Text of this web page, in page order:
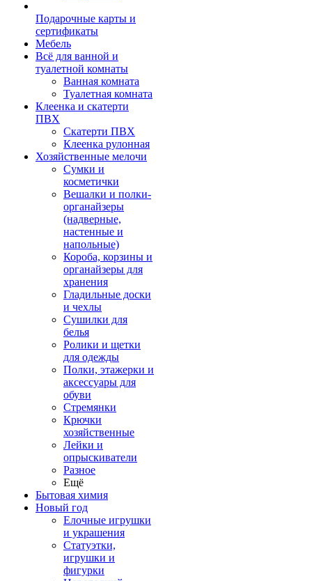
Подарочные карты и
сертификаты
Мебель
Всё для ванной и
туалетной комнаты
Ванная комната
Туалетная комната
Клеенка и скатерти
ПВХ
Скатерти ПВХ
Клеенка рулонная
Хозяйственные мелочи
Сумки и
косметички
Вешалки и полки-
органайзеры
(надверные,
настенные и
напольные)
Короба, корзины и
органайзеры для
хранения
Гладильные доски
и чехлы
Сушилки для
белья
Ролики и щетки
для одежды
Полки, этажерки и
аксессуары для
обуви
Стремянки
Крючки
хозяйственные
Лейки и
опрыскиватели
Разное
Ещё
Бытовая химия
Новый год
Елочные игрушки
и украшения
Статуэтки,
игрушки и
фигурки